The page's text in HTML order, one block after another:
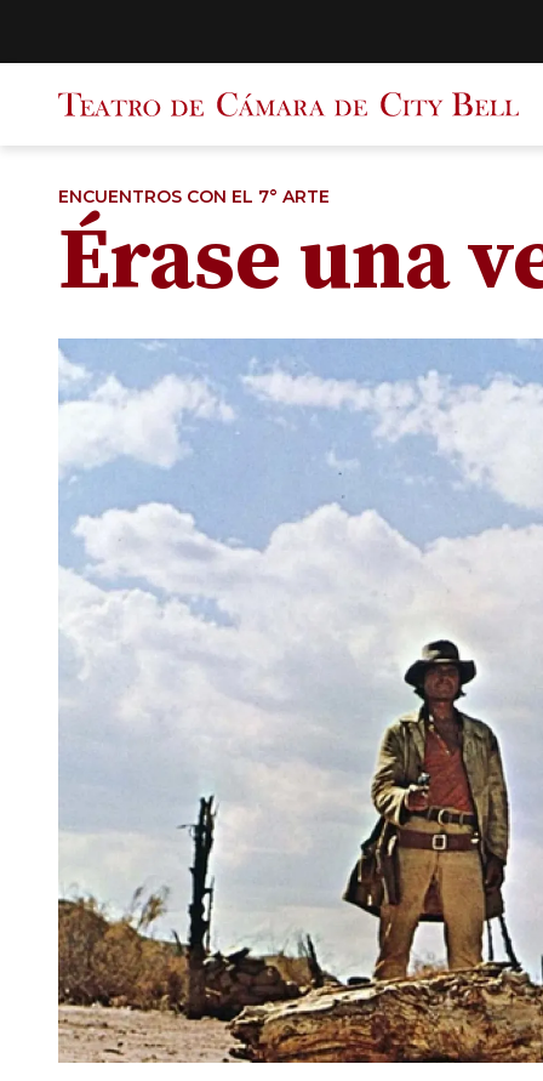
contenido
ENCUENTROS CON EL 7° ARTE
Érase una